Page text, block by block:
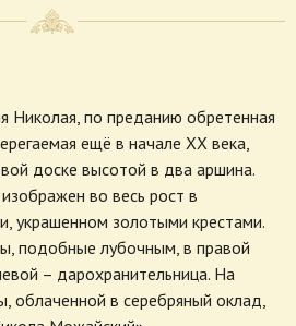
Николая, по преданию обретенная
ещё в начале XX века,
доске высотой в два аршина.
во весь рост в
украшенном золотыми крестами.
подобные лубочным, в правой
– дарохранительница. На
облаченной в серебряный оклад,